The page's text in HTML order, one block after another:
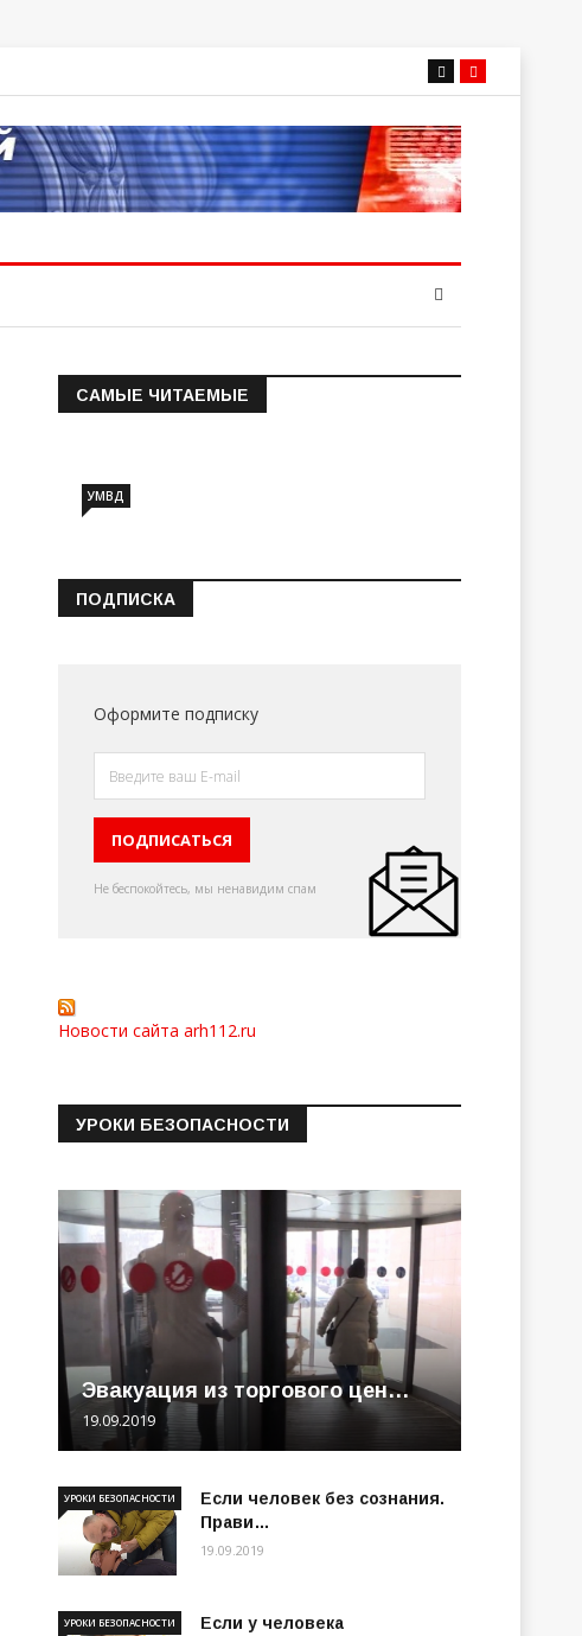
САМЫЕ ЧИТАЕМЫЕ
Информация о состоянии
УМВД
ПОДПИСКА
Оформите подписку
Не беспокойтесь, мы ненавидим спам
Новости сайта arh112.ru
УРОКИ БЕЗОПАСНОСТИ
Эвакуация из торгового цен…
19.09.2019
Если человек без сознания.
Прави…
УРОКИ БЕЗОПАСНОСТИ
19.09.2019
Если у человека
УРОКИ БЕЗОПАСНОСТИ